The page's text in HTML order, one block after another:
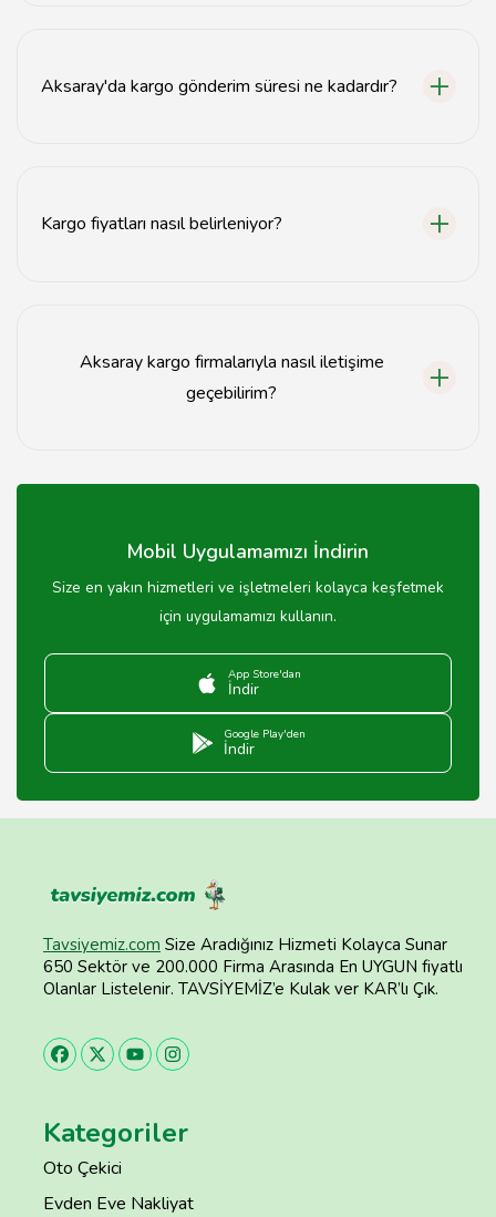
Aksaray'da kargo gönderim süresi ne kadardır?
Kargo fiyatları nasıl belirleniyor?
Aksaray kargo firmalarıyla nasıl iletişime
geçebilirim?
sitelerindeki iletişim bilgilerini kullanabilirsiniz.
Mobil Uygulamamızı İndirin
Size en yakın hizmetleri ve işletmeleri kolayca keşfetmek
için uygulamamızı kullanın.
App Store'dan
İndir
Google Play'den
İndir
Tavsiyemiz.com Size Aradığınız Hizmeti Kolayca Sunar
650 Sektör ve 200.000 Firma Arasında En UYGUN fiyatlı
Olanlar Listelenir. TAVSİYEMİZ’e Kulak ver KAR’lı Çık.
Kategoriler
Oto Çekici
Evden Eve Nakliyat